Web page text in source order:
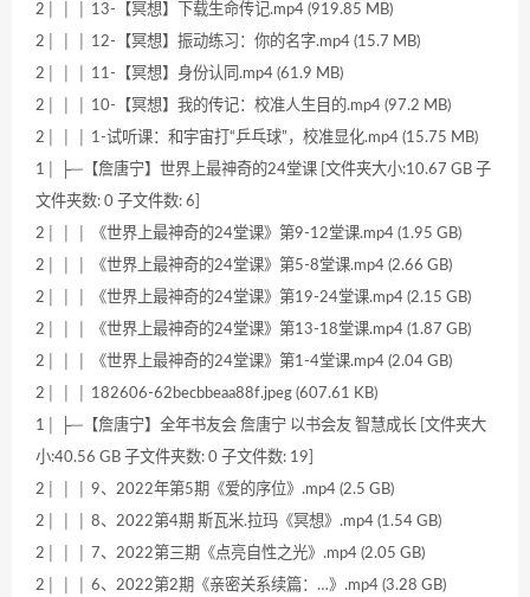
2│ │ │ 13-【冥想】下载生命传记.mp4 (919.85 MB)
2│ │ │ 12-【冥想】振动练习：你的名字.mp4 (15.7 MB)
2│ │ │ 11-【冥想】身份认同.mp4 (61.9 MB)
2│ │ │ 10-【冥想】我的传记：校准人生目的.mp4 (97.2 MB)
2│ │ │ 1-试听课：和宇宙打“乒乓球”，校准显化.mp4 (15.75 MB)
1│ ├─【詹唐宁】世界上最神奇的24堂课 [文件夹大小:10.67 GB 子
文件夹数: 0 子文件数: 6]
2│ │ │ 《世界上最神奇的24堂课》第9-12堂课.mp4 (1.95 GB)
2│ │ │ 《世界上最神奇的24堂课》第5-8堂课.mp4 (2.66 GB)
2│ │ │ 《世界上最神奇的24堂课》第19-24堂课.mp4 (2.15 GB)
2│ │ │ 《世界上最神奇的24堂课》第13-18堂课.mp4 (1.87 GB)
2│ │ │ 《世界上最神奇的24堂课》第1-4堂课.mp4 (2.04 GB)
2│ │ │ 182606-62becbbeaa88f.jpeg (607.61 KB)
1│ ├─【詹唐宁】全年书友会 詹唐宁 以书会友 智慧成长 [文件夹大
小:40.56 GB 子文件夹数: 0 子文件数: 19]
2│ │ │ 9、2022年第5期《爱的序位》.mp4 (2.5 GB)
2│ │ │ 8、2022第4期 斯瓦米.拉玛《冥想》.mp4 (1.54 GB)
2│ │ │ 7、2022第三期《点亮自性之光》.mp4 (2.05 GB)
2│ │ │ 6、2022第2期《亲密关系续篇：…》.mp4 (3.28 GB)